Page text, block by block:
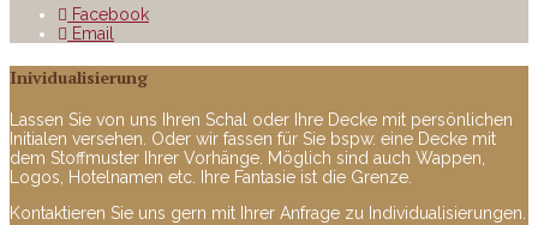
Facebook
Email
Inividualisierung
Lassen Sie von uns Ihren Schal oder Ihre Decke mit persönlichen
Initialen versehen. Oder wir fassen für Sie bspw. eine Decke mit
dem Stoffmuster Ihrer Vorhänge. Möglich sind auch Wappen,
Logos, Hotelnamen etc. Ihre Fantasie ist die Grenze.
Kontaktieren Sie uns gern mit Ihrer Anfrage zu Individualisierungen.